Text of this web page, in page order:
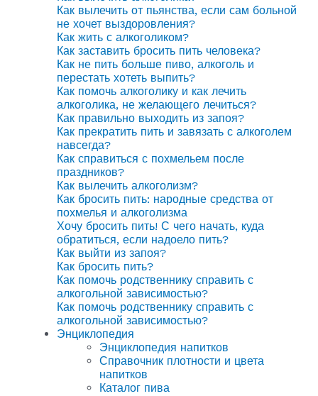
Как вылечить от пьянства, если сам больной
не хочет выздоровления?
Как жить с алкоголиком?
Как заставить бросить пить человека?
Как не пить больше пиво, алкоголь и
перестать хотеть выпить?
Как помочь алкоголику и как лечить
алкоголика, не желающего лечиться?
Как правильно выходить из запоя?
Как прекратить пить и завязать с алкоголем
навсегда?
Как справиться с похмельем после
праздников?
Как вылечить алкоголизм?
Как бросить пить: народные средства от
похмелья и алкоголизма
Хочу бросить пить! С чего начать, куда
обратиться, если надоело пить?
Как выйти из запоя?
Как бросить пить?
Как помочь родственнику справить с
алкогольной зависимостью?
Как помочь родственнику справить с
алкогольной зависимостью?
Энциклопедия
Энциклопедия напитков
Справочник плотности и цвета
напитков
Каталог пива